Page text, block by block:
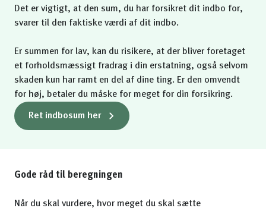
Det er vigtigt, at den sum, du har forsikret dit indbo for,
svarer til den faktiske værdi af dit indbo.
Er summen for lav, kan du risikere, at der bliver foretaget
et forholdsmæssigt fradrag i din erstatning, også selvom
skaden kun har ramt en del af dine ting. Er den omvendt
for høj, betaler du måske for meget for din forsikring.
Ret indbosum her
Gode råd til beregningen
Når du skal vurdere, hvor meget du skal sætte